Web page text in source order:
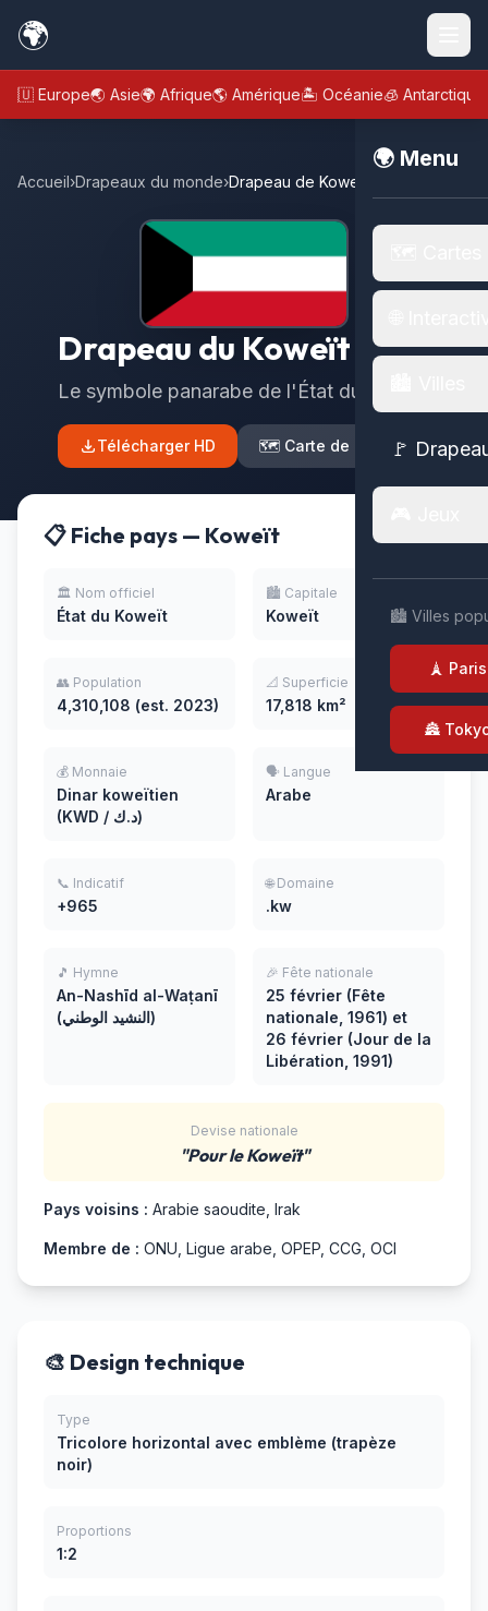
🌍
🇪🇺 Europe🌏 Asie🌍 Afrique🌎 Amérique🏝️ Océanie🧊 Antarctique
🌍 Menu
🚩
🏙️ Villes
🗼 Paris
🏯
Accueil›Drapeaux du monde›Drapeau de Koweït
Drapeau du Koweït
Le symbole panarabe de l'État du Koweït
Télécharger HD 🗺️ Carte de Koweït
📋 Fiche pays — Koweït
🏛️ Nom officiel
État du Koweït
🏙️ Capitale
Koweït
👥 Population
4,310,108 (est. 2023)
📐 Superficie
17,818 km²
💰 Monnaie
Dinar koweïtien
(KWD / د.ك)
🗣️ Langue
Arabe
📞 Indicatif
+965
🌐 Domaine
.kw
🎵 Hymne
An-Nashīd al-Waṭanī
(النشيد الوطني)
🎉 Fête nationale
25 février (Fête
nationale, 1961) et
26 février (Jour de la
Libération, 1991)
Devise nationale
"Pour le Koweït"
Pays voisins : Arabie saoudite, Irak
Membre de : ONU, Ligue arabe, OPEP, CCG, OCI
🎨 Design technique
Type
Tricolore horizontal avec emblème (trapèze
noir)
Proportions
1:2